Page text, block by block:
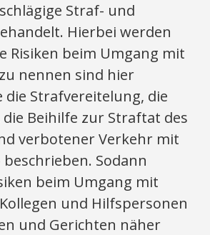
Straf- und
Hierbei werden
Risiken beim Umgang mit
nennen sind hier
die Strafvereitelung, die
Beihilfe zur Straftat des
verbotener Verkehr mit
Sodann
beim Umgang mit
und Hilfspersonen
und Gerichten näher